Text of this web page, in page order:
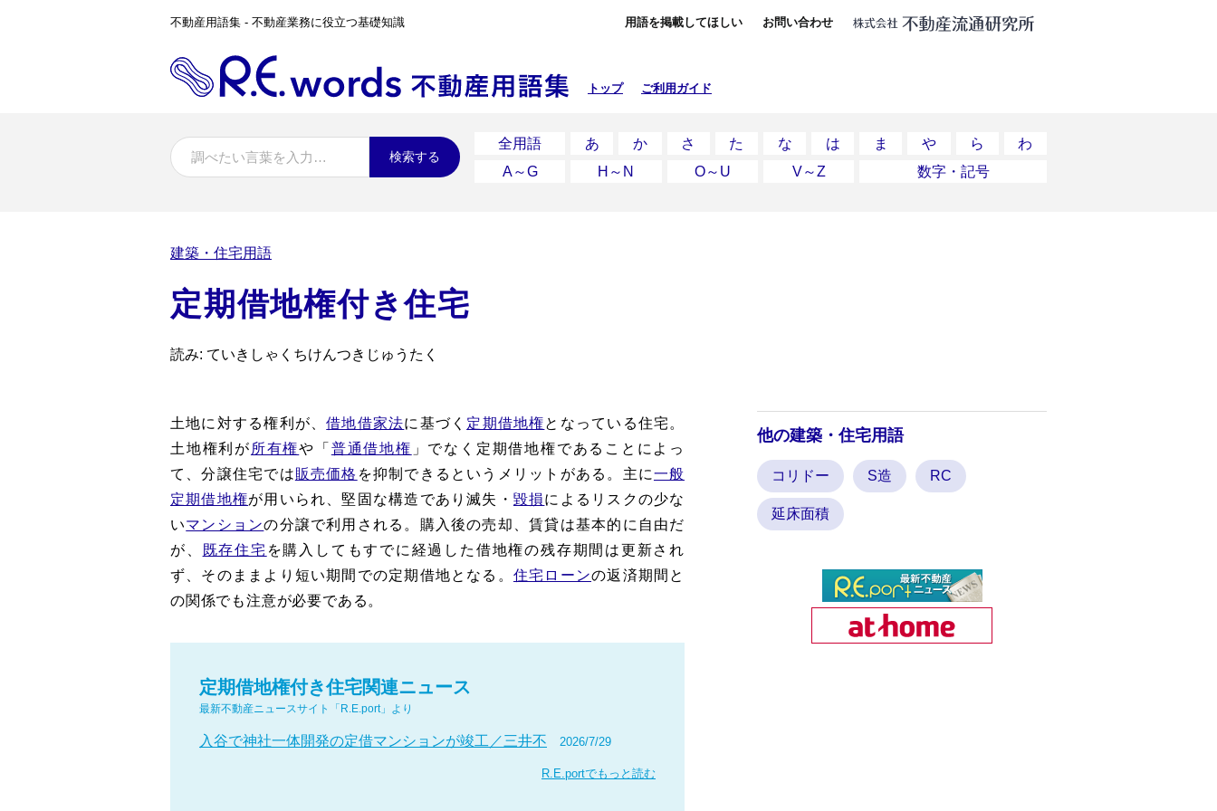
不動産用語集 - 不動産業務に役立つ基礎知識 用語を掲載してほしい お問い合わせ
トップ ご利用ガイド
検索する
全用語 あ か さ た な は ま や ら
わ
A～G
H～N O～U V～Z 数字・記号
建築・住宅用語
定期借地権付き住宅
読み: ていきしゃくちけんつきじゅうたく
土地に対する権利が、借地借家法に基づく 定期借地権となっている住宅。
土地権利が 所有権や「 普通借地権 」でなく定期借地権であることによっ
て、分譲住宅では販売価格 を抑制できるというメリットがある。主に一般
定期借地権が用いられ、堅固な構造であり滅失・ 毀損によるリスクの少な
いマンションの分譲で利用される。購入後の売却、賃貸は基本的に自由だ
が、
既存住宅 を購入してもすでに経過した借地権の残存期間は更新され
ず、そのままより短い期間での定期借地となる。 住宅ローンの返済期間と
の関係でも注意が必要である。
定期借地権付き住宅関連ニュース
最新不動産ニュースサイト「R.E.port」より
入谷で神社一体開発の定借マンションが竣工／三井不 2026/7/29
R.E.portでもっと読む
他の建築・住宅用語
コリドー S造 RC
延床面積